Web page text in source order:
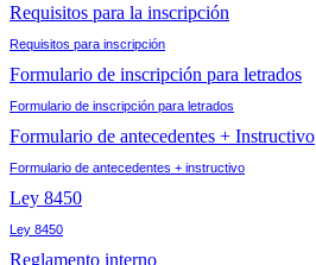
Requisitos para la inscripción
Requisitos para inscripción
Formulario de inscripción para letrados
Formulario de inscripción para letrados
Formulario de antecedentes + Instructivo
Formulario de antecedentes + instructivo
Ley 8450
Ley 8450
Reglamento interno